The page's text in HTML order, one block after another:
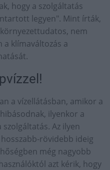
hogy a szolgáltatás
legyen". Mint írták,
nem
a klímaváltozás a
a vízellátásban, amikor a
ilyenkor a
Az ilyen
rövidebb ideig
még nagyobb
azt kérik, hogy